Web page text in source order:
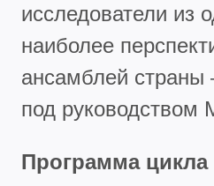
исследователи из
наиболее
ансамблей
под руководством
Программа